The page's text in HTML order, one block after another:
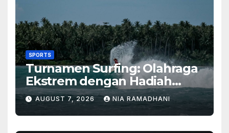
SPORTS
Turnamen Surfing: Olahraga
Ekstrem dengan Hadiah
Besar
AUGUST 7, 2026 NIA RAMADHANI